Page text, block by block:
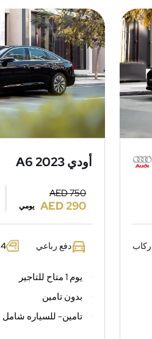
أودي A6 2023
AED 750
AED 290 يومي
دفع رباعي 4 ابواب
يوم 1 متاح للتاجير
بدون تامين
تامين- للسياره شامل